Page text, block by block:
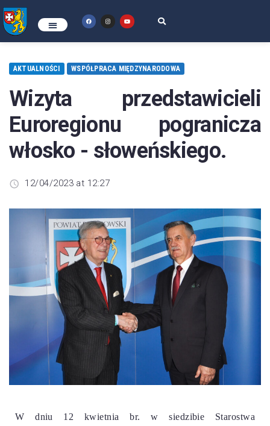
AKTUALNOŚCI WSPÓŁPRACA MIĘDZYNARODOWA
Wizyta przedstawicieli
Euroregionu pogranicza
włosko - słoweńskiego.
12/04/2023 at 12:27
W dniu 12 kwietnia br. w siedzibie Starostwa